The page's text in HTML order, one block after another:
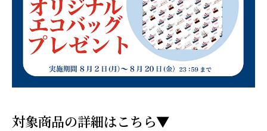
対象商品の詳細はこちら▼